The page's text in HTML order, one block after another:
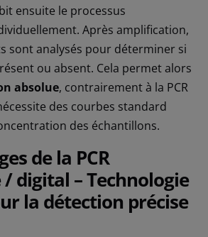
ensuite le processus
Après amplification,
sont analysés pour déterminer si
ou absent. Cela permet alors
absolue, contrairement à la PCR
des courbes standard
des échantillons.
de la PCR
digital – Technologie
la détection précise